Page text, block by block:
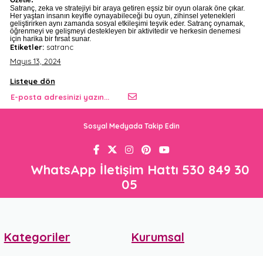
Satranç, zeka ve stratejiyi bir araya getiren eşsiz bir oyun olarak öne çıkar.
Her yaştan insanın keyifle oynayabileceği bu oyun, zihinsel yetenekleri
geliştirirken aynı zamanda sosyal etkileşimi teşvik eder. Satranç oynamak,
öğrenmeyi ve gelişmeyi destekleyen bir aktivitedir ve herkesin denemesi
için harika bir fırsat sunar.
Etiketler:satranc
Mayıs 13, 2024
Listeye dön
Sosyal Medyada Takip Edin
WhatsApp İletişim Hattı 530 849 30
05
Kategoriler Kurumsal